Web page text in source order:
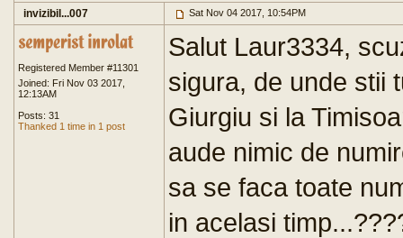
invizibil...007 Sat Nov 04 2017, 10:54PM
Registered Member #11301
Joined: Fri Nov 03 2017,
12:13AM
Posts: 31
Thanked 1 time in 1 post
Salut Laur3334,
sigura, de unde stii
Giurgiu si la
aude nimic de
sa se faca toate
in acelasi